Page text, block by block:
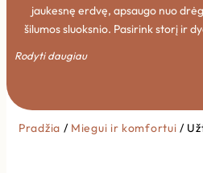
jaukesnę erdvę, apsaugo nuo
šilumos sluoksnio. Pasirink storį ir
Rodyti daugiau
Pradžia / Miegui ir komfortui /